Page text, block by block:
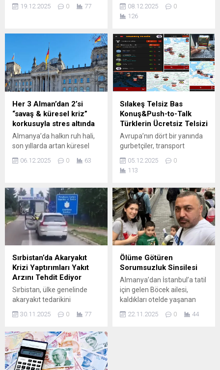
yardımlara kadar birçok
Yeni yıl ile birlikte
milyonlarca kişinin gelir,
çalışma koşulları ve günlük
yaşam maliyetleri doğrudan
etkilenecek. 1. Vergi Sistemi
ve Gelir Düzenlemeleri Vergi
indirimleri ve muafiyetler:
2026’da temel gelir vergisi
muafiyeti...
19.12.2025 0 77
hâline gelen Noel ve yılbaşı
tatili için memleket
“Sıla Yolu” olarak bilinen
Avrupa–Balkanlar–Türkiye
güzergâhında bu yıl hem
hava koşullarının sert
geçeceği hem de tatil
tarihlerinin yoğun bir
döneme denk gelmesi
nedeniyle trafik rekorlarının
kırılması bekleniyor.
Aralık 2025...
08.12.2025
0
126
Her 3 Alman’dan 2’si
“savaş & küresel kriz”
korkusuyla stres altında
Almanya’da halkın ruh hali,
son yıllarda artan küresel
ortamı nedeniyle ciddi
için hazırladığı “Stres
Raporu”na göre,
yetişkinlerin %66’sı yani her
üç kişiden yaklaşık ikisi “sık
sık veya ara sıra stresli”
olduklarını bildiriyor.
Raporun dikkat çeken
bulgularından biri:
Katılımcıların çok...
06.12.2025 0 63
Sılakeş Telsiz Bas
Konuş&Push-to-Talk
Türklerin Ücretsiz Telsizi
Avrupa’nın dört bir yanında
gurbetçiler, transport
güvenilir bir iletişim ağı
sunan Sılakeş Telsiz,
kullanıcı topluluğuyla
yolculuğun en büyük
destekçisi olmaya devam
ediyor. Modern push-to-talk
(bas-konuş) mantığıyla
çalışan sistem, tek tuşla
anında iletişim kurmayı
mümkün kılarak sürücülerin
artırıyor. Bas...
05.12.2025
0
113
Sırbistan’da Akaryakıt
Krizi Yaptırımları Yakıt
Arzını Tehdit Ediyor
Sırbistan, ülke genelinde
akaryakıt tedarikini
etkileyebilecek ciddi bir
krizle karşı karşıya. Ülkenin
ölçekli rafinerisi olan NIS’in
ham petrol tedarikinin ABD
yaptırımları nedeniyle
30.11.2025 0 77
Ölüme Götüren
Sorumsuzluk Sinsilesi
Almanya’dan İstanbul’a tatil
için gelen Böcek ailesi,
kaldıkları otelde yaşanan
zehirlenme sonucu hayatını
kaybetti. Küçük çocuklar ve
22.11.2025 0 44